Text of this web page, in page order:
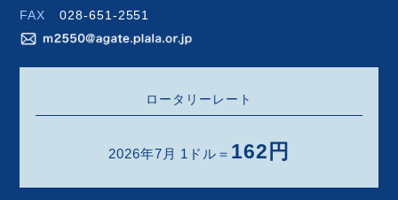
FAX
028-651-2551
ロータリーレート
2026年7月 1ドル＝ 162円